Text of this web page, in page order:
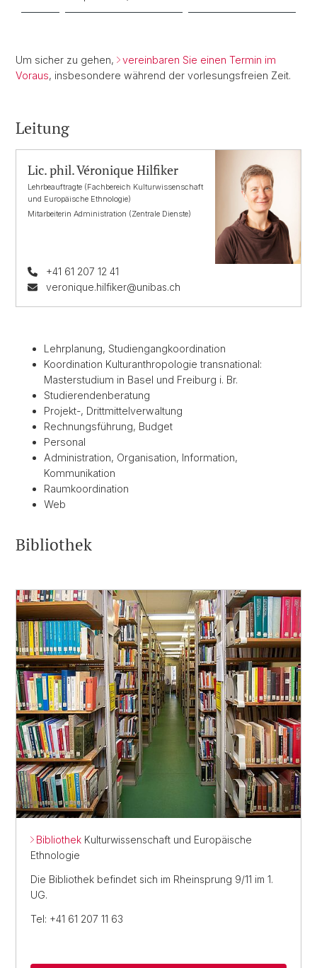
Um sicher zu gehen,
vereinbaren Sie einen Termin im
Voraus, insbesondere während der vorlesungsfreien Zeit.
Leitung
Lic. phil. Véronique Hilfiker
Lehrbeauftragte (Fachbereich Kulturwissenschaft
und Europäische Ethnologie)
Mitarbeiterin Administration (Zentrale Dienste)
+41 61 207 12 41
veronique.hilfiker@unibas.ch
Lehrplanung, Studiengangkoordination
Koordination Kulturanthropologie transnational:
Masterstudium in Basel und Freiburg i. Br.
Studierendenberatung
Projekt-, Drittmittelverwaltung
Rechnungsführung, Budget
Personal
Administration, Organisation, Information,
Kommunikation
Raumkoordination
Web
Bibliothek
Bibliothek Kulturwissenschaft und Europäische
Ethnologie
Die Bibliothek befindet sich im Rheinsprung 9/11 im 1.
UG.
Tel: +41 61 207 11 63